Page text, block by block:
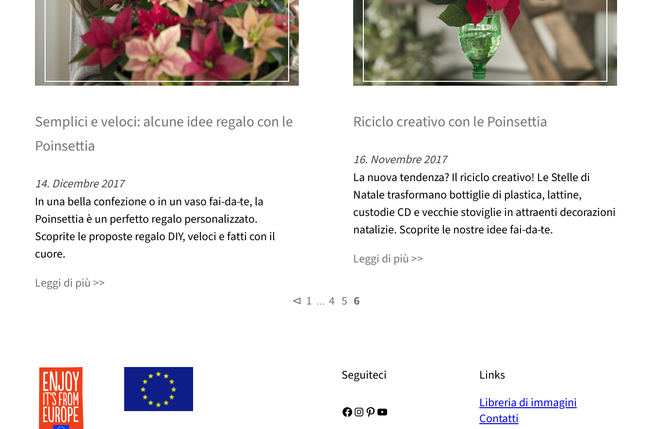
Semplici e veloci: alcune idee regalo con le
Poinsettia
14. Dicembre 2017
In una bella confezione o in un vaso fai-da-te, la
Poinsettia è un perfetto regalo personalizzato.
Scoprite le proposte regalo DIY, veloci e fatti con il
cuore.
Leggi di più
Riciclo creativo con le Poinsettia
16. Novembre 2017
La nuova tendenza? Il riciclo creativo! Le Stelle di
Natale trasformano bottiglie di plastica, lattine,
custodie CD e vecchie stoviglie in attraenti decorazioni
natalizie. Scoprite le nostre idee fai-da-te.
Leggi di più
⊲ 1 … 4 5 6
Seguiteci
Facebook Instagram Pinterest YouTube
Links
Libreria di immagini
Contatti